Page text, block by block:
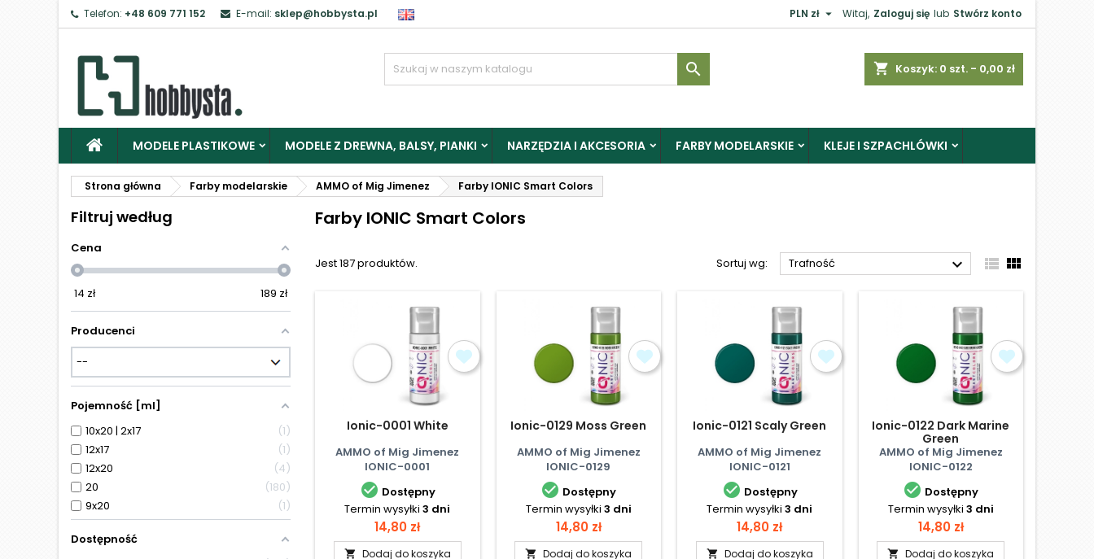
Telefon: +48 609 771 152 E-mail: sklep@hobbysta.pl Witaj, Zaloguj się lub Stwórz konto
PLN zł 
shopping_cart Koszyk: 0 szt. - 0,00 zł

MODELE PLASTIKOWE MODELE Z DREWNA, BALSY, PIANKI NARZĘDZIA I AKCESORIA FARBY MODELARSKIE KLEJE I SZPACHLÓWKI
Strona główna Farby modelarskie AMMO of Mig Jimenez Farby IONIC Smart Colors
Filtruj według
Cena
14 zł 189 zł
Producenci
Pojemność [ml]
10x20 | 2x17
1
12x17
1
12x20
4
20
180
9x20
1
Dostępność
Farby IONIC Smart Colors
Jest 187 produktów. Sortuj wg: Trafność   
Ionic-0001 White
AMMO of Mig Jimenez
IONIC-0001
 Dostępny
Termin wysyłki 3 dni
Cena
14,80 zł
 Dodaj do koszyka
Ionic-0129 Moss Green
AMMO of Mig Jimenez
IONIC-0129
 Dostępny
Termin wysyłki 3 dni
Cena
14,80 zł
 Dodaj do koszyka
Ionic-0121 Scaly Green
AMMO of Mig Jimenez
IONIC-0121
 Dostępny
Termin wysyłki 3 dni
Cena
14,80 zł
 Dodaj do koszyka
Ionic-0122 Dark Marine
Green
AMMO of Mig Jimenez
IONIC-0122
 Dostępny
Termin wysyłki 3 dni
Cena
14,80 zł
 Dodaj do koszyka
Zaloguj
Aby zapisać produkty do Schowka, musisz się zalogować.
Anuluj Zaloguj